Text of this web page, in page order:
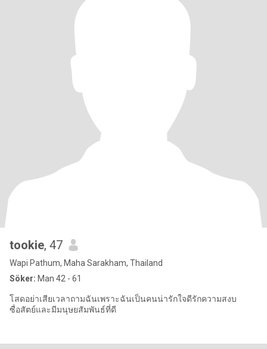
tookie, 47
Wapi Pathum, Maha Sarakham, Thailand
Söker: Man 42 - 61
โสดอย่าเสียเวลาถามฉันเพราะฉันเป็นคนน่ารักใจดีรักความสงบ
ซื่อสัตย์และมีมนุษยสัมพันธ์ที่ดี